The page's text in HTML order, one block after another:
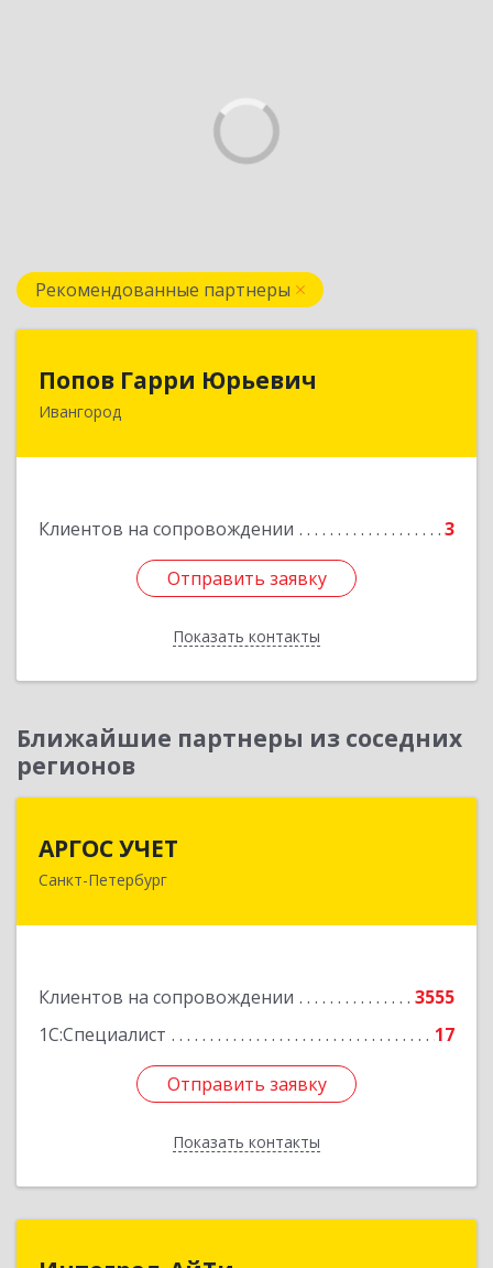
Рекомендованные партнеры
Попов Гарри Юрьевич
Ивангород
Клиентов на сопровождении 3
Отправить заявку
Показать контакты
Отправить заявку
Назад
Ближайшие партнеры из соседних
регионов
АРГОС УЧЕТ
Санкт-Петербург
Клиентов на сопровождении
3555
1С:Специалист
17
Отправить заявку
Показать контакты
196191, Санкт-Петербург г, Конституции пл,
Отправить заявку
Назад